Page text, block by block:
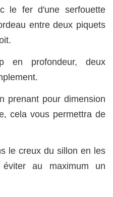
le fer d'une serfouette
entre deux piquets
en profondeur, deux
prenant pour dimension
cela vous permettra de
le creux du sillon en les
au maximum un